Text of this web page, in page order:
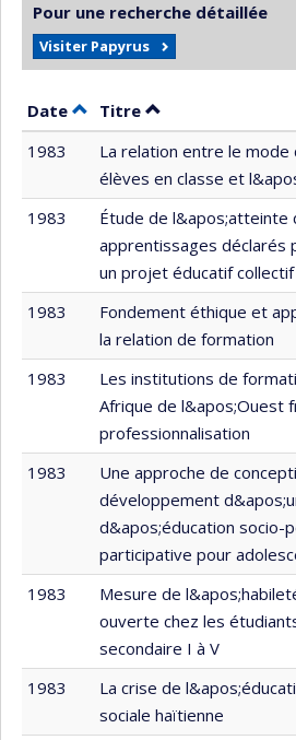
Pour une recherche détaillée
Visiter Papyrus
Date Trier par date en ordre
Titre Trier par titre en
1983
La relation entre le
élèves en classe et
1983
Étude de
apprentissages déclarés
un projet éducatif collectif
1983
Fondement éthique et
la relation de formation
1983
Les institutions de
Afrique de l&apos;Ouest
professionnalisation
1983
Une approche de
développement
d&apos;éducation socio-
participative pour
1983
Mesure de
ouverte chez les
secondaire I à V
1983
La crise de
sociale haïtienne